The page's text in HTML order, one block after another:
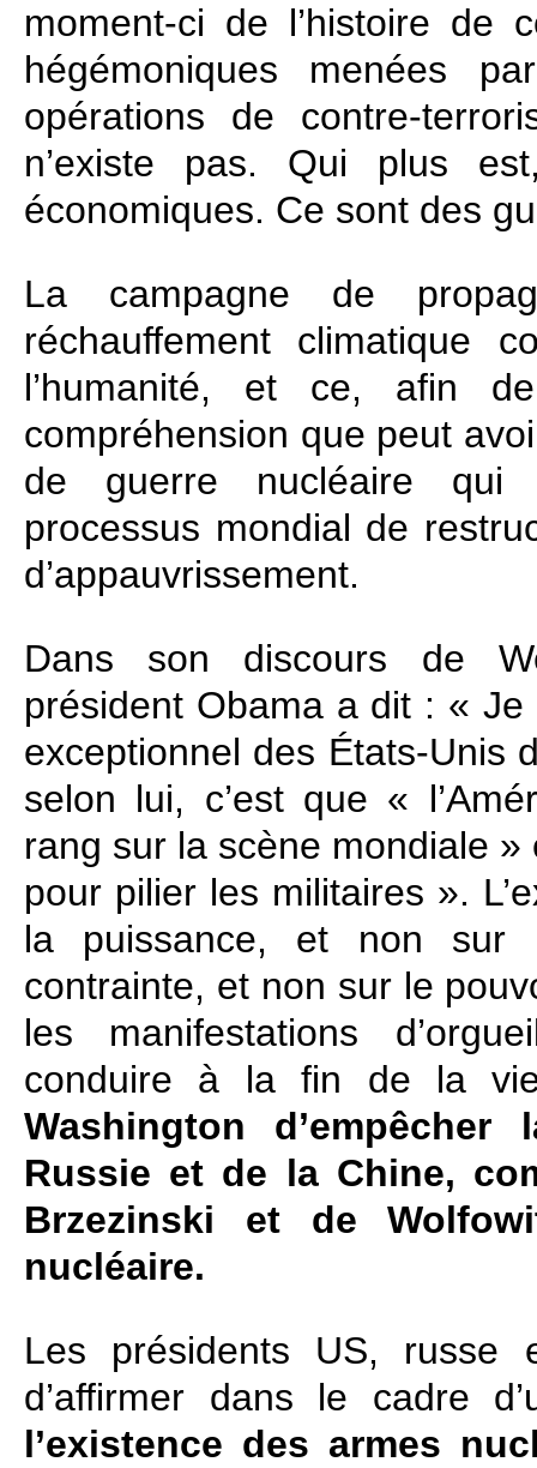
moment‑ci de l’histoire de
hégémoniques menées
opérations de
n’existe pas. Qui plus
économiques. Ce sont des
La campagne de
réchauffement climatique
l’humanité, et ce, afin
compréhension que peut
de guerre nucléaire qui
processus mondial de
d’appauvrissement.
Dans son discours de
président Obama a dit : «
exceptionnel des États‑Unis
selon lui, c’est que «
rang sur la scène mondiale
pour pilier les militaires ».
la puissance, et non sur
contrainte, et non sur le
les manifestations
conduire à la fin de la
Washington
Russie et de la Chine,
Brzezinski et de
nucléaire.
Les présidents US, russe
d’affirmer dans le cadre
l’existence des armes